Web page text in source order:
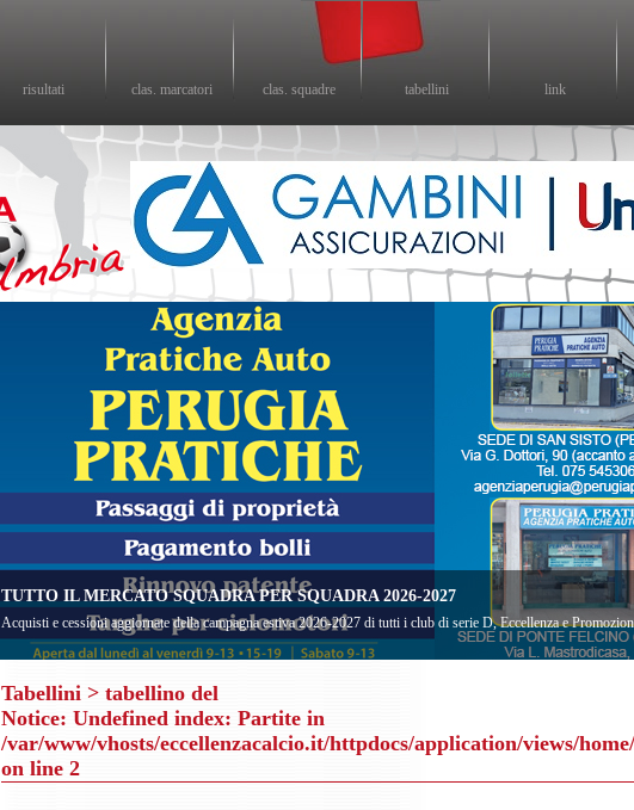
risultati clas. marcatori clas. squadre tabellini link
TUTTO IL MERCATO SQUADRA PER SQUADRA 2026-2027
Acquisti e cessioni aggiornate della campagna estiva 2026-2027 di tutti i club di serie D, Eccellenza e
Tabellini > tabellino del
Notice: Undefined index: Partite in
/var/www/vhosts/eccellenzacalcio.it/httpdocs/application/views/
on line 2